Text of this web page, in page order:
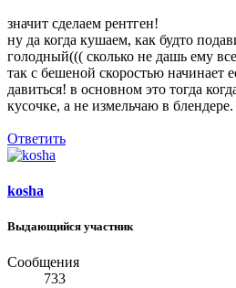
значит сделаем рентген!
ну да когда кушаем, как будто
голодный((( сколько не дашь ему
так с бешеной скоростью начинает
давиться! в основном это тогда
кусочке, а не измельчаю в блендере.
Ответить
kosha
Выдающийся участник
Сообщения
733